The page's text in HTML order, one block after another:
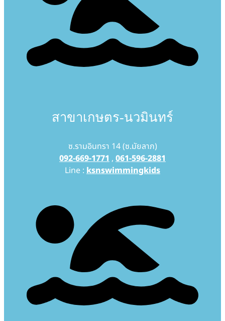
สาขาเกษตร-นวมินทร์
ซ.รามอินทรา 14 (ซ.มัยลาภ)
092-669-1771, 061-596-2881
Line : ksnswimmingkids